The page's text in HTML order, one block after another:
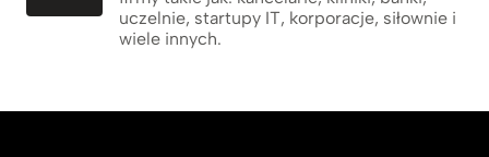
uczelnie, startupy IT, korporacje, siłownie i
wiele innych.